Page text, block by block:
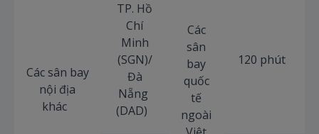
Các sân bay
nội địa
khác
TP. Hồ
Chí
Minh
(SGN)/
Đà
Nẵng
(DAD)
Các
sân
bay
quốc
tế
ngoài
120 phút